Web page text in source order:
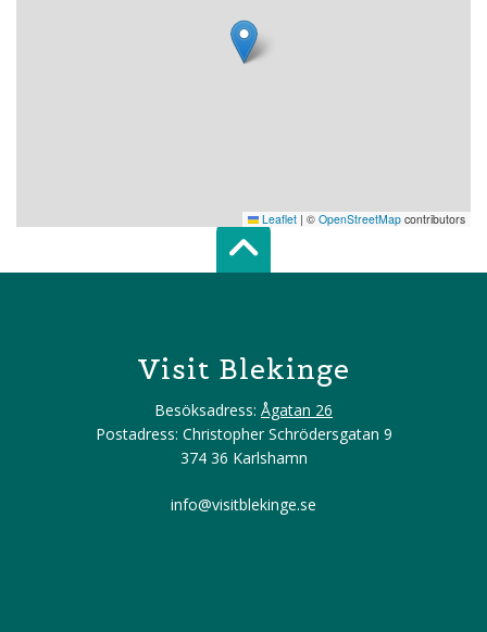
Leaflet | © OpenStreetMap contributors
Scroll top of
Visit Blekinge
Besöksadress: Ågatan 26
Postadress: Christopher Schrödersgatan 9
374 36 Karlshamn
info@visitblekinge.se